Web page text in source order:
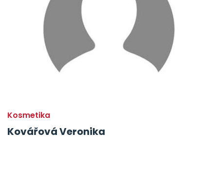
Kosmetika
Kovářová Veronika